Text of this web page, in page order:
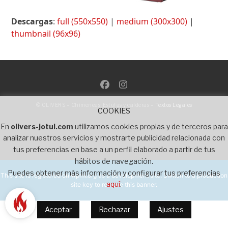
Descargas:full (550x550) | medium (300x300) |
thumbnail (96x96)
FacebookInstagram
Textos Legales
COOKIES
En olivers-jotul.com utilizamos cookies propias y de terceros para
analizar nuestros servicios y mostrarte publicidad relacionada con
tus preferencias en base a un perfil elaborado a partir de tus
hábitos de navegación.
Puedes obtener más información y configurar tus preferencias
aquí.
Aceptar Rechazar Ajustes
This site is registered onwpml.orgas a development site. Switch to a production
site key to remove this banner.